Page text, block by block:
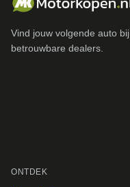
Vind jouw volgende auto bij
betrouwbare dealers.
ONTDEK